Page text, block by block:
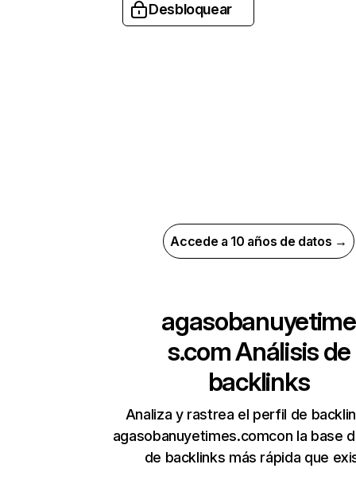
Desbloquear
Accede a 10 años de datos →
agasobanuyetime
s.comAnálisis de
backlinks
Analiza y rastrea el perfil de
agasobanuyetimes.comcon la base
de backlinks más rápida que